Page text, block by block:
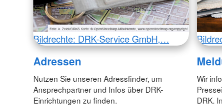
Bildrechte: DRK-Service GmbH,…
Adressen
Nutzen Sie unseren Adressfinder, um
Ansprechpartner und Infos über DRK-
Einrichtungen zu finden.
Wir
DRK.